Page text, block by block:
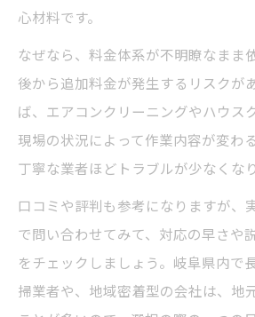
心材料です。
なぜなら、料金体系が不明瞭なまま
後から追加料金が発生するリスクが
ば、エアコンクリーニングやハウス
現場の状況によって作業内容が変わ
丁寧な業者ほどトラブルが少なくなり
口コミや評判も参考になりますが、
で問い合わせてみて、対応の早さや
をチェックしましょう。岐阜県内で
掃業者や、地域密着型の会社は、地